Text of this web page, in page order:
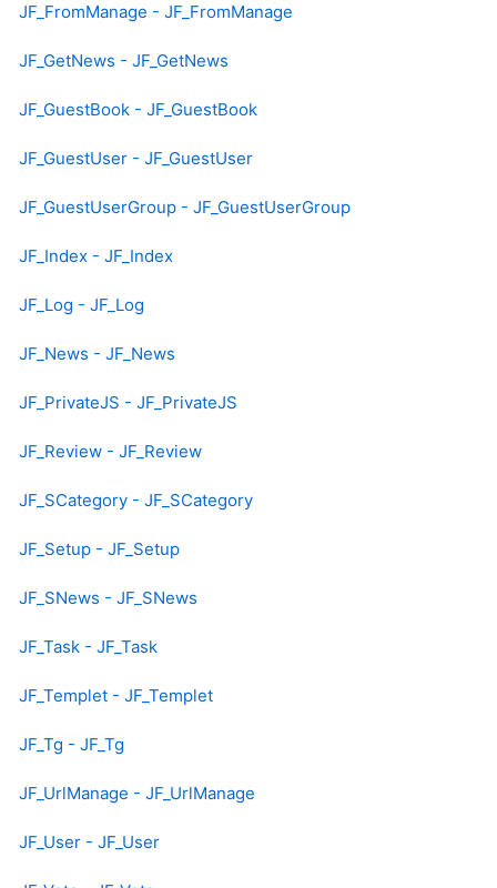
JF_FromManage - JF_FromManage
JF_GetNews - JF_GetNews
JF_GuestBook - JF_GuestBook
JF_GuestUser - JF_GuestUser
JF_GuestUserGroup - JF_GuestUserGroup
JF_Index - JF_Index
JF_Log - JF_Log
JF_News - JF_News
JF_PrivateJS - JF_PrivateJS
JF_Review - JF_Review
JF_SCategory - JF_SCategory
JF_Setup - JF_Setup
JF_SNews - JF_SNews
JF_Task - JF_Task
JF_Templet - JF_Templet
JF_Tg - JF_Tg
JF_UrlManage - JF_UrlManage
JF_User - JF_User